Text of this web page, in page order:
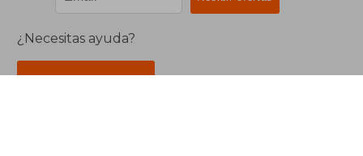
¿Necesitas ayuda?